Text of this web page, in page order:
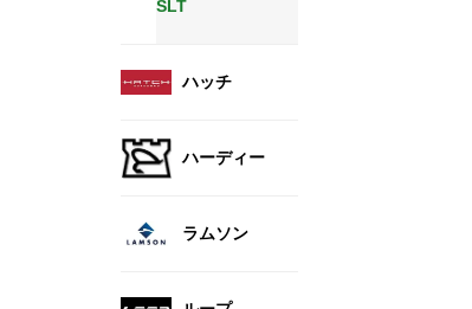
SLT
ハッチ
ハーディー
ラムソン